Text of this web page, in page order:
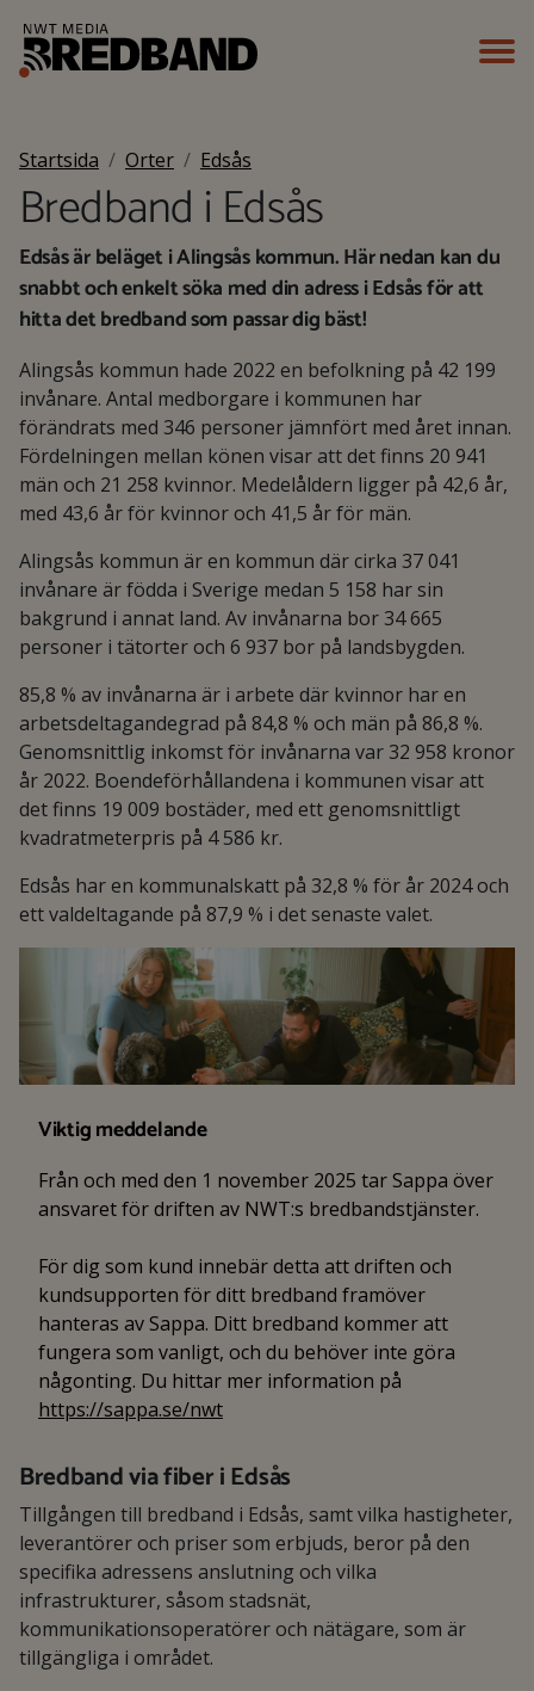
Startsida Orter Edsås
Bredband i Edsås
Edsås är beläget i Alingsås kommun. Här nedan kan du
snabbt och enkelt söka med din adress i Edsås för att
hitta det bredband som passar dig bäst!
Alingsås kommun hade 2022 en befolkning på 42 199
invånare. Antal medborgare i kommunen har
förändrats med 346 personer jämnfört med året innan.
Fördelningen mellan könen visar att det finns 20 941
män och 21 258 kvinnor. Medelåldern ligger på 42,6 år,
med 43,6 år för kvinnor och 41,5 år för män.
Alingsås kommun är en kommun där cirka 37 041
invånare är födda i Sverige medan 5 158 har sin
bakgrund i annat land. Av invånarna bor 34 665
personer i tätorter och 6 937 bor på landsbygden.
85,8 % av invånarna är i arbete där kvinnor har en
arbetsdeltagandegrad på 84,8 % och män på 86,8 %.
Genomsnittlig inkomst för invånarna var 32 958 kronor
år 2022. Boendeförhållandena i kommunen visar att
det finns 19 009 bostäder, med ett genomsnittligt
kvadratmeterpris på 4 586 kr.
Edsås har en kommunalskatt på 32,8 % för år 2024 och
ett valdeltagande på 87,9 % i det senaste valet.
Viktig meddelande
Från och med den 1 november 2025 tar Sappa över
ansvaret för driften av NWT:s bredbandstjänster.
För dig som kund innebär detta att driften och
kundsupporten för ditt bredband framöver
hanteras av Sappa. Ditt bredband kommer att
fungera som vanligt, och du behöver inte göra
någonting. Du hittar mer information på
https://sappa.se/nwt
Bredband via fiber i Edsås
Tillgången till bredband i Edsås, samt vilka hastigheter,
leverantörer och priser som erbjuds, beror på den
specifika adressens anslutning och vilka
infrastrukturer, såsom stadsnät,
kommunikationsoperatörer och nätägare, som är
tillgängliga i området.